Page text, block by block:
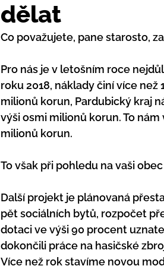
dělat
Co považujete, pane starosto,
Pro nás je v letošním roce
roku 2018, náklady činí více než
milionů korun, Pardubický kraj
výši osmi milionů korun. To
milionů korun.
To však při pohledu na vaši
Další projekt je plánovaná
pět sociálních bytů, rozpočet
dotaci ve výši 90 procent
dokončili práce na hasičské
Více než rok stavíme novou